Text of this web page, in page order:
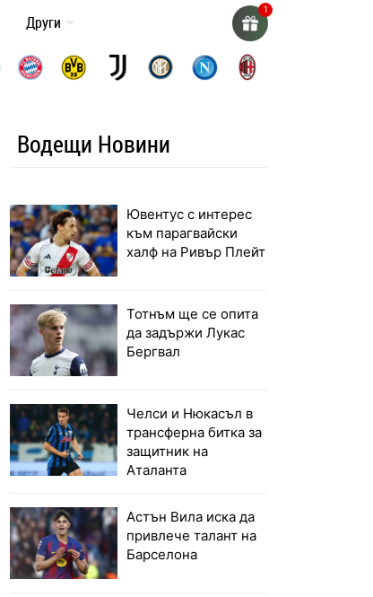
Други
Водещи Новини
Ювентус с интерес
към парагвайски
халф на Ривър Плейт
Тотнъм ще се опита
да задържи Лукас
Бергвал
Челси и Нюкасъл в
трансферна битка за
защитник на
Аталанта
Астън Вила иска да
привлече талант на
Барселона